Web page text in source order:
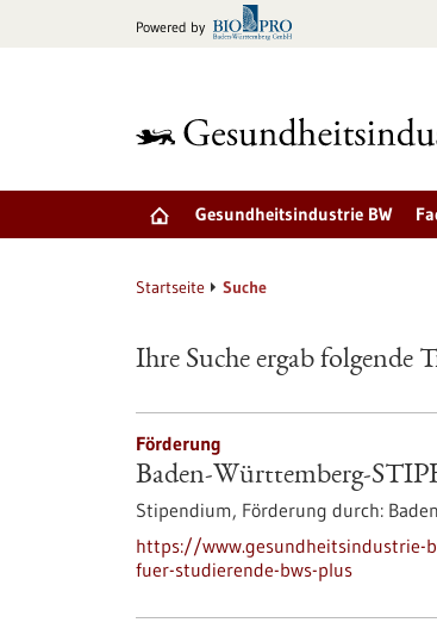
Powered by
Gesundheitsindustrie BW
Startseite Suche
Ihre Suche ergab folgende
Förderung
Baden-Württemberg-
Stipendium, Förderung durch:
https://www.gesundheitsindustrie-
fuer-studierende-bws-plus